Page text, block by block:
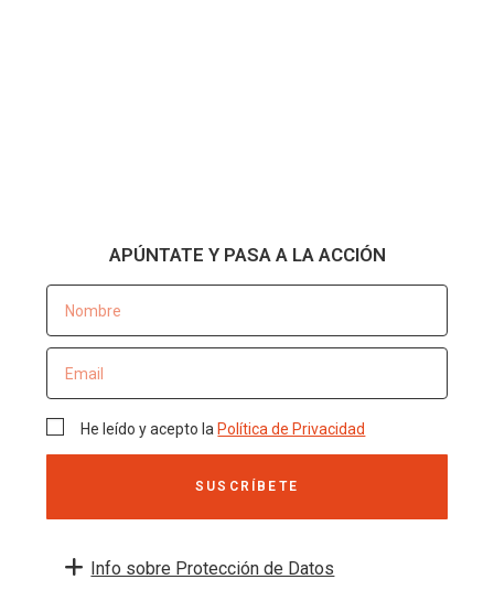
APÚNTATE Y PASA A LA ACCIÓN
He leído y acepto la Política de Privacidad
SUSCRÍBETE
Info sobre Protección de Datos